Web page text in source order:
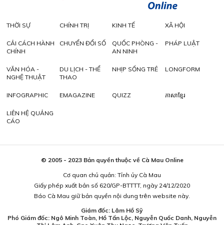
THỜI SỰ CHÍNH TRỊ KINH TẾ XÃ HỘI
CẢI CÁCH HÀNH
CHÍNH
CHUYỂN ĐỔI SỐ
QUỐC PHÒNG -
AN NINH
PHÁP LUẬT
VĂN HÓA -
NGHỆ THUẬT
DU LỊCH - THỂ
THAO
NHỊP SỐNG TRẺ LONGFORM
INFOGRAPHIC EMAGAZINE QUIZZ ភាសាខ្មែរ
LIÊN HỆ QUẢNG
CÁO
© 2005 - 2023 Bản quyền thuộc về Cà Mau Online
Cơ quan chủ quản: Tỉnh ủy Cà Mau
Giấy phép xuất bản số 620/GP-BTTTT, ngày 24/12/2020
Báo Cà Mau giữ bản quyền nội dung trên website này.
Giám đốc: Lâm Hồ Sỹ
Phó Giám đốc: Ngô Minh Toàn, Hồ Tấn Lộc, Nguyễn Quốc Danh, Nguyễn